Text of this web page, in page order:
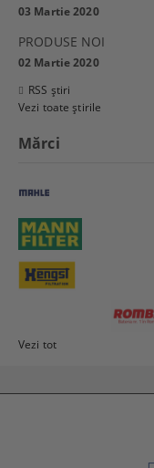
03 Martie 2020
PRODUSE NOI
02 Martie 2020
RSS știri
Vezi toate știrile
Mărci
Vezi tot